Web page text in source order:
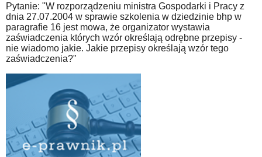
Pytanie: "W rozporządzeniu ministra Gospodarki i Pracy z
dnia 27.07.2004 w sprawie szkolenia w dziedzinie bhp w
paragrafie 16 jest mowa, że organizator wystawia
zaświadczenia których wzór określają odrębne przepisy -
nie wiadomo jakie. Jakie przepisy określają wzór tego
zaświadczenia?"